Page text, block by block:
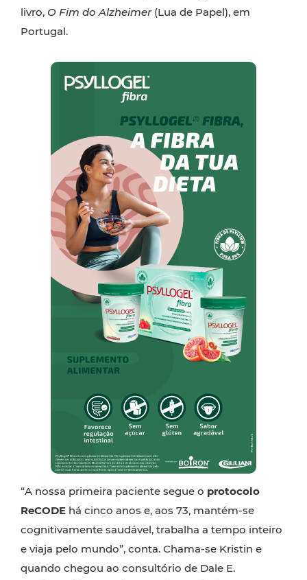
livro, O Fim do Alzheimer(Lua de Papel), em
Portugal.
“A nossa primeira paciente segue o protocolo
ReCODE há cinco anos e, aos 73, mantém-se
cognitivamente saudável, trabalha a tempo inteiro
e viaja pelo mundo”, conta. Chama-se Kristin e
quando chegou ao consultório de Dale E.